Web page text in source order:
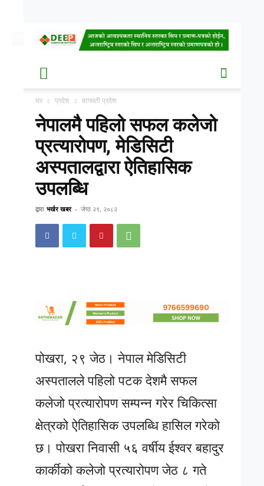
बिहि, साउन २१, २०८३
घर प्रदेश बागमती प्रदेश
नेपालमै पहिलो सफल कलेजो
प्रत्यारोपण, मेडिसिटी
अस्पतालद्वारा ऐतिहासिक
उपलब्धि
द्वारा भर्खर खबर - जेष्ठ २९, २०८२
पोखरा, २९ जेठ। नेपाल मेडिसिटी
अस्पतालले पहिलो पटक देशमै सफल
कलेजो प्रत्यारोपण सम्पन्न गरेर चिकित्सा
क्षेत्रको ऐतिहासिक उपलब्धि हासिल गरेको
छ। पोखरा निवासी ५६ वर्षीय ईश्वर बहादुर
कार्कीको कलेजो प्रत्यारोपण जेठ ८ गते